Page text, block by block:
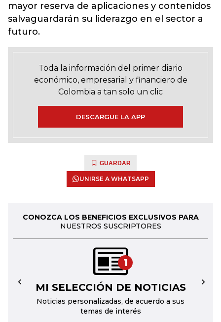
mayor reserva de aplicaciones y contenidos
salvaguardarán su liderazgo en el sector a
futuro.
Toda la información del primer diario
económico, empresarial y financiero de
Colombia a tan solo un clic
DESCARGUE LA APP
GUARDAR
UNIRSE A WHATSAPP
CONOZCA LOS BENEFICIOS EXCLUSIVOS PARA
NUESTROS SUSCRIPTORES
1
MI SELECCIÓN DE NOTICIAS
Noticias personalizadas, de acuerdo a sus
temas de interés
← →